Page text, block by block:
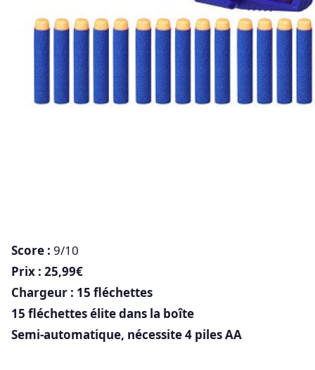
Score : 9/10
Prix : 25,99€
Chargeur : 15 fléchettes
15 fléchettes élite dans la boîte
Semi-automatique, nécessite 4 piles AA